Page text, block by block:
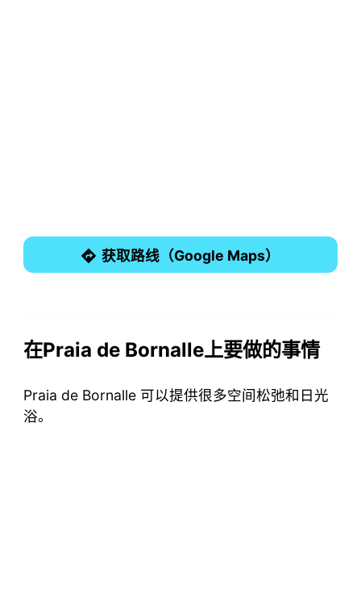
获取路线（Google Maps）
在Praia de Bornalle上要做的事情
Praia de Bornalle 可以提供很多空间松弛和日光
浴。